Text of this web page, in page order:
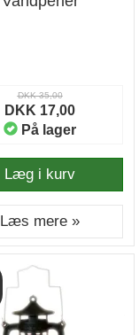
DKK 35,00
DKK 17,00
På lager
Læg i kurv
Læs mere »